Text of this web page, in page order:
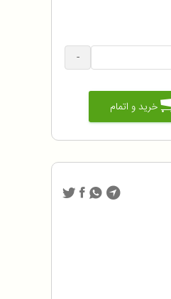
-
خرید و اتمام